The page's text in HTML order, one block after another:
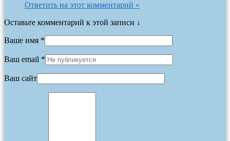
Ответить на этот комментарий »
Оставьте комментарий к этой записи ↓
Ваше имя *
Ваш email *
Ваш сайт